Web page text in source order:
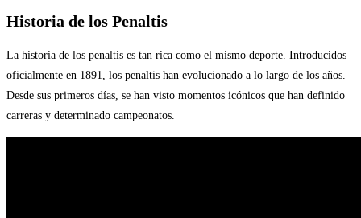
Historia de los Penaltis
La historia de los penaltis es tan rica como el mismo deporte. Introducidos
oficialmente en 1891, los penaltis han evolucionado a lo largo de los años.
Desde sus primeros días, se han visto momentos icónicos que han definido
carreras y determinado campeonatos.